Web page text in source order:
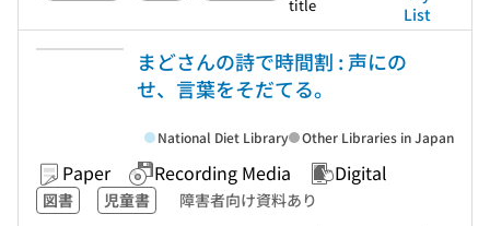
title
List
まどさんの詩で時間割 : 声にの
せ、言葉をそだてる。
Paper Recording Media Digital
図書 児童書 障害者向け資料あり
National Diet Library Other Libraries in Japan